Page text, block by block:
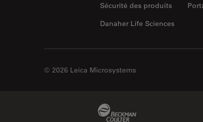
Sécurité des produits
Danaher Life Sciences
© 2026 Leica Microsystems